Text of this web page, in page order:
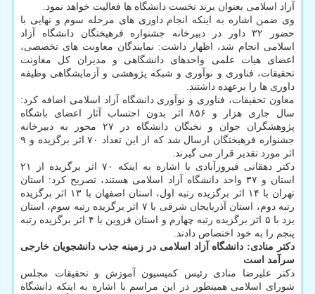
آزاد اسلامی بعنوان برند نخست دانشگاه ها فعالیت خواهد نمود.
وی ضمن اشاره به اینکه انجام داوری های مرحله سوم و نهایی با
حضور ۳۲ داور در دبیرخانه جشنواره فرهیختگان دانشگاه آزاد
اسلامی انجام شد، اظهار داشت: نمایندگان معاونت های تخصصی،
اعضای هیات علمی واحدهای دانشگاهی و مدیران کل معاونت
تحقیقات، فناوری و نوآوری و شبکه پژوهشی و آزمایشگاهی وظیفه
داوری ها را برعهده داشتند.
معاون تحقیقات، فناوری و نوآوری دانشگاه آزاد اسلامی اضافه کرد:
سال جاری هزار و ۸۵۶ اثر بدون احتساب آثار اعضای باشگاه
پژوهشگران جوان و نخبگان دانشگاه در ۲۷ محور به دبیرخانه
جشنواره فرهیختگان ارسال شد که از این تعداد ۷۰ اثر برگزیده و ۹
اثر مورد تقدیر قرار می گیرند.
دکتر دهقانی فیروزآبادی با اشاره به اینکه ۷۰ اثر برگزیده از ۲۱
استان و ۳۷ واحد دانشگاه آزاد اسلامی هستند، تصریح کرد: استان
تهران با ۱۴ اثر برگزیده رتبه اول، استان اصفهان با ۱۳ اثر برگزیده
رتبه دوم، استان آذربایجان شرقی با ۷ اثر برگزیده رتبه سوم، استان
یزد با ۵ اثر برگزیده رتبه چهارم و استان قزوین با ۴ اثر برگزیده رتبه
پنجم را به خود اختصاص دادند.
دکتر منادی: دانشگاه آزاد اسلامی در زمینه جذب دانشجویان خارجی
سرآمد است
دکتر علیرضا منادی رئیس کمیسیون آموزش و تحقیقات مجلس
شورای اسلامی همینطور در این مراسم با اشاره به اینکه دانشگاه